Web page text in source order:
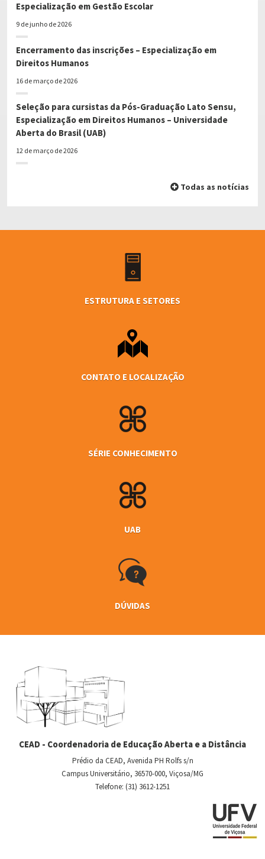
Especialização em Gestão Escolar
9 de junho de 2026
Encerramento das inscrições – Especialização em
Direitos Humanos
16 de março de 2026
Seleção para cursistas da Pós-Graduação Lato Sensu,
Especialização em Direitos Humanos – Universidade
Aberta do Brasil (UAB)
12 de março de 2026
Todas as notícias
ESTRUTURA E SETORES
CONTATO E LOCALIZAÇÃO
SÉRIE CONHECIMENTO
UAB
DÚVIDAS
CEAD - Coordenadoria de Educação Aberta e a Distância
Prédio da CEAD, Avenida PH Rolfs s/n
Campus Universitário, 36570-000, Viçosa/MG
Telefone: (31) 3612-1251